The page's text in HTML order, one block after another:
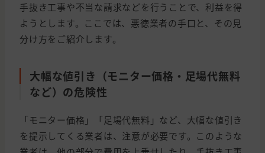
手抜き工事や不当な請求などを行うことで、利益を得
ようとします。ここでは、悪徳業者の手口と、その見
分け方をご紹介します。
大幅な値引き（モニター価格・足場代無料
など）の危険性
「モニター価格」「足場代無料」など、大幅な値引き
を提示してくる業者は、注意が必要です。このような